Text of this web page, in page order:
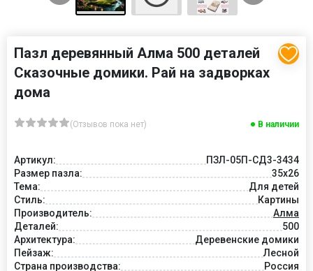
Пазл деревянный Алма 500 деталей
Сказочные домики. Рай на задворках
дома
(Отзывов пока нет) В наличии
Артикул:
ПЗЛ-05П-СД3-3434
Размер пазла:
35х26
Тема:
Для детей
Стиль:
Картины
Производитель:
Алма
Деталей:
500
Архитектура:
Деревенские домики
Пейзаж:
Лесной
Страна производства:
Россия